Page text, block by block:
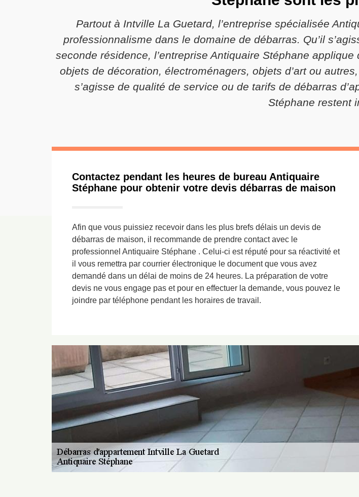
Partout à Intville La Guetard, l’entreprise spécialisée
professionnalisme dans le domaine de débarras. Qu’il
seconde résidence, l’entreprise Antiquaire Stéphane
objets de décoration, électroménagers, objets d’art ou
s’agisse de qualité de service ou de tarifs de débarras
Stéphane restent
Contactez pendant les heures de bureau Antiquaire
Stéphane pour obtenir votre devis débarras de maison
Afin que vous puissiez recevoir dans les plus brefs délais un devis de
débarras de maison, il recommande de prendre contact avec le
professionnel Antiquaire Stéphane . Celui-ci est réputé pour sa réactivité et
il vous remettra par courrier électronique le document que vous avez
demandé dans un délai de moins de 24 heures. La préparation de votre
devis ne vous engage pas et pour en effectuer la demande, vous pouvez le
joindre par téléphone pendant les horaires de travail.